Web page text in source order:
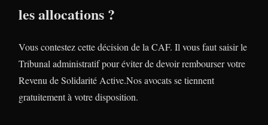
les allocations ?
Vous contestez cette décision de la CAF. Il vous faut saisir le
Tribunal administratif pour éviter de devoir rembourser votre
Revenu de Solidarité Active.Nos avocats se tiennent
gratuitement à votre disposition.